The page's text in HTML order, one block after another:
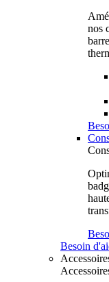
nos
Besoin